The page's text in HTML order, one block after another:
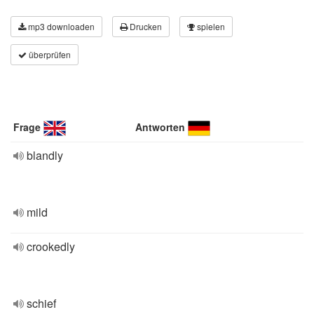
mp3 downloaden Drucken spielen
überprüfen
Frage Antworten
blandly
mild
crookedly
schief